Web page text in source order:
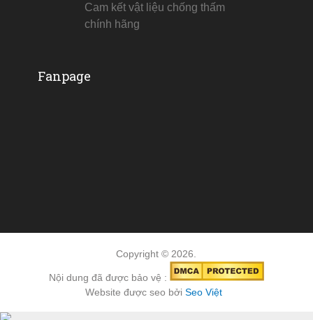
Cam kết vật liệu chống thấm
chính hãng
Fanpage
Copyright © 2026.
Nội dung đã được bảo vệ :
Website được seo bởi Seo Việt